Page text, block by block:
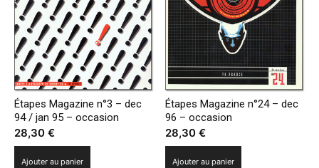
Étapes Magazine n°3 – dec
94 / jan 95 – occasion
28,30 €
Ajouter au panier
Étapes Magazine n°24 – dec
96 – occasion
28,30€
Ajouter au panier